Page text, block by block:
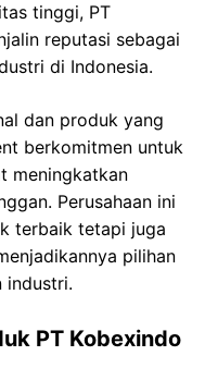
tinggi, PT
reputasi sebagai
di Indonesia.
dan produk yang
berkomitmen untuk
meningkatkan
Perusahaan ini
terbaik tetapi juga
pilihan
industri.
PT Kobexindo